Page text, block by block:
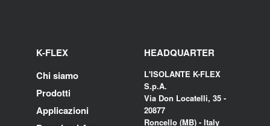
K-FLEX
Chi siamo
Prodotti
Applicazioni
HEADQUARTER
L'ISOLANTE K-FLEX
S.p.A.
Via Don Locatelli, 35 -
20877
Roncello (MB) - Italy